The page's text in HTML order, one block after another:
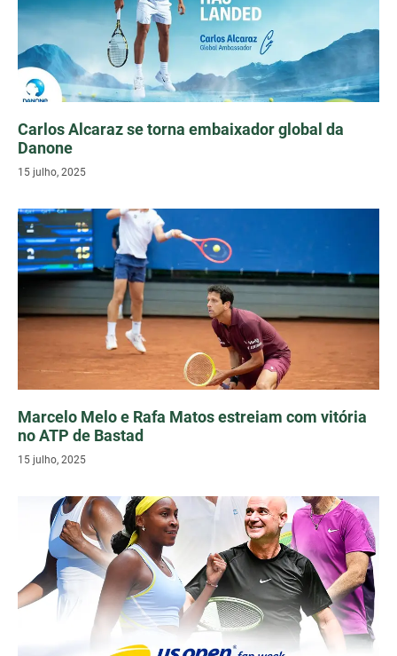
Carlos Alcaraz se torna embaixador global da
Danone
15 julho, 2025
Marcelo Melo e Rafa Matos estreiam com vitória
no ATP de Bastad
15 julho, 2025